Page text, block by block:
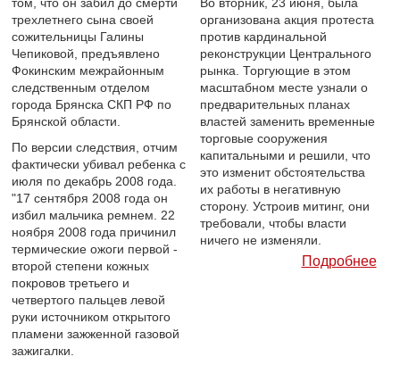
трехлетнего сына своей
сожительницы Галины
Чепиковой, предъявлено
Фокинским межрайонным
следственным отделом
города Брянска СКП РФ по
Брянской области.
По версии следствия, отчим
фактически убивал ребенка с
июля по декабрь 2008 года.
"17 сентября 2008 года он
избил мальчика ремнем. 22
ноября 2008 года причинил
термические ожоги первой -
второй степени кожных
покровов третьего и
четвертого пальцев левой
руки источником открытого
пламени зажженной газовой
зажигалки.
организована акция протеста
против кардинальной
реконструкции Центрального
рынка. Торгующие в этом
масштабном месте узнали о
предварительных планах
властей заменить временные
торговые сооружения
капитальными и решили, что
это изменит обстоятельства
их работы в негативную
сторону. Устроив митинг, они
требовали, чтобы власти
ничего не изменяли.
Подробнее